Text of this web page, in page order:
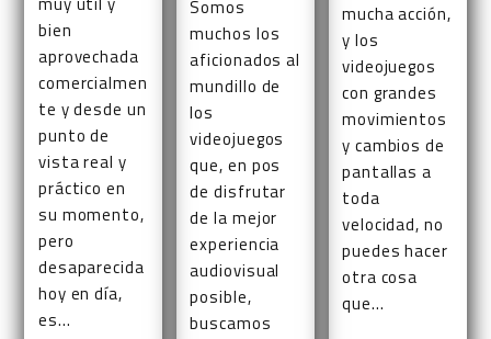
bien
aprovechada
comercialmen
te y desde un
punto de
vista real y
práctico en
su momento,
pero
desaparecida
hoy en día,
es…
Somos
muchos los
aficionados al
mundillo de
los
videojuegos
que, en pos
de disfrutar
de la mejor
experiencia
audiovisual
posible,
buscamos
mucha acción,
y los
videojuegos
con grandes
movimientos
y cambios de
pantallas a
toda
velocidad, no
puedes hacer
otra cosa
que…